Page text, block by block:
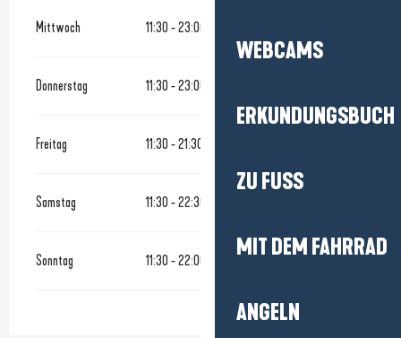
WEBCAMS
ERKUNDUNGSBUCH
ZU FUSS
MIT DEM FAHRRAD
ANGELN
Mittwoch 11:30 - 23:00
Donnerstag 11:30 - 23:00
Freitag 11:30 - 21:30
Samstag 11:30 - 22:30
Sonntag 11:30 - 22:00